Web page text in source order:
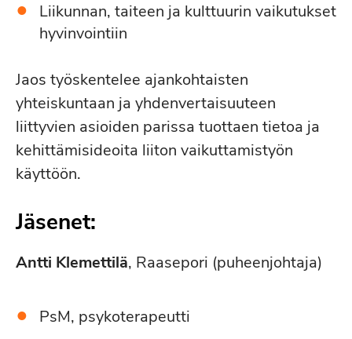
Liikunnan, taiteen ja kulttuurin vaikutukset
hyvinvointiin
Jaos työskentelee ajankohtaisten
yhteiskuntaan ja yhdenvertaisuuteen
liittyvien asioiden parissa tuottaen tietoa ja
kehittämisideoita liiton vaikuttamistyön
käyttöön.
Jäsenet:
Antti Klemettilä, Raasepori (puheenjohtaja)
PsM, psykoterapeutti